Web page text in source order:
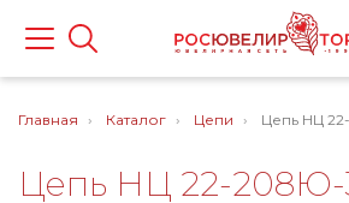
Главная Каталог Цепи Цепь НЦ
Цепь НЦ 22-208Ю-